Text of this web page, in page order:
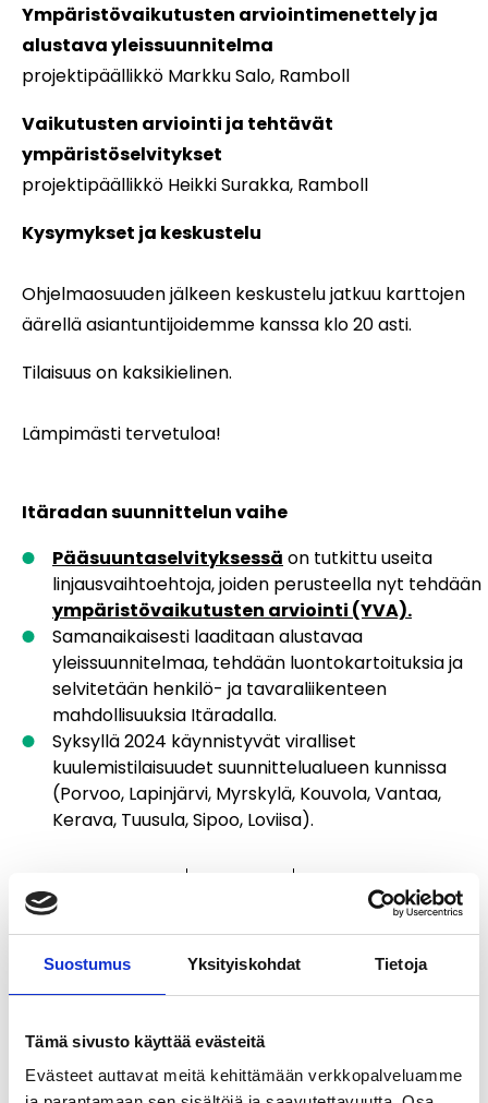
Suostumus Yksityiskohdat Tietoja
Tämä sivusto käyttää evästeitä
Evästeet auttavat meitä kehittämään verkkopalveluamme
Ympäristövaikutusten arviointimenettely ja
alustava yleissuunnitelma
projektipäällikkö Markku Salo, Ramboll
Vaikutusten arviointi ja tehtävät
ympäristöselvitykset
projektipäällikkö Heikki Surakka, Ramboll
Kysymykset ja keskustelu
Ohjelmaosuuden jälkeen keskustelu jatkuu karttojen
äärellä asiantuntijoidemme kanssa klo 20 asti.
Tilaisuus on kaksikielinen.
Lämpimästi tervetuloa!
Itäradan suunnittelun vaihe
Pääsuuntaselvityksessä on tutkittu useita
linjausvaihtoehtoja, joiden perusteella nyt tehdään
ympäristövaikutusten arviointi (YVA).
Samanaikaisesti laaditaan alustavaa
yleissuunnitelmaa, tehdään luontokartoituksia ja
selvitetään henkilö- ja tavaraliikenteen
mahdollisuuksia Itäradalla.
Syksyllä 2024 käynnistyvät viralliset
kuulemistilaisuudet suunnittelualueen kunnissa
(Porvoo, Lapinjärvi, Myrskylä, Kouvola, Vantaa,
Kerava, Tuusula, Sipoo, Loviisa).